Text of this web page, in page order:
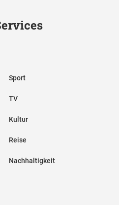
Sport
TV
Kultur
Reise
Nachhaltigkeit